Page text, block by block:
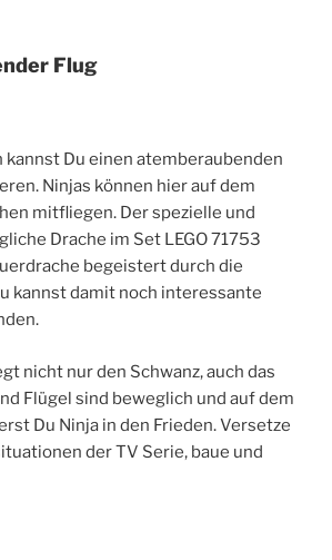
Flug
kannst Du einen atemberaubenden
Ninjas können hier auf dem
mitfliegen. Der spezielle und
Drache im Set LEGO 71753
begeistert durch die
kannst damit noch interessante
nicht nur den Schwanz, auch das
Flügel sind beweglich und auf dem
Du Ninja in den Frieden. Versetze
der TV Serie, baue und